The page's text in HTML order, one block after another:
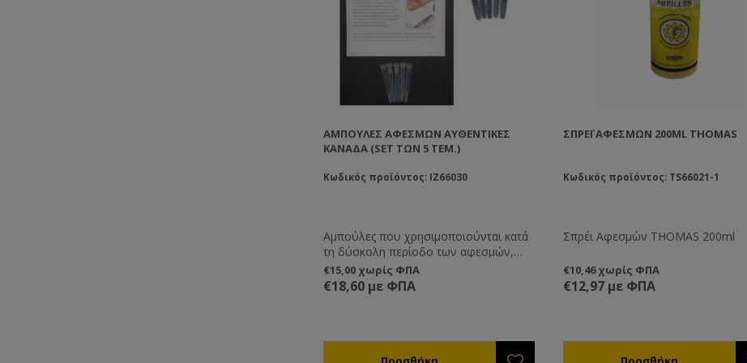
ΑΜΠΟΎΛΕΣ ΑΦΕΣΜΏΝ ΑΥΘΕΝΤΙΚΈΣ
ΚΑΝΑΔΆ (SET ΤΩΝ 5 ΤΕΜ.)
Κωδικός προϊόντος: IZ66030
Αμπούλες που χρησιμοποιούνται κατά
τη δύσκολη περίοδο των αφεσμών,
προκειμένου να προσελκύσουν το
σμήνος που διαφεύγει.
€15,00 χωρίς ΦΠΑ
€18,60 με ΦΠΑ
ΣΠΡΈΙ ΑΦΕΣΜΏΝ 200ML THOMAS
Κωδικός προϊόντος: TS66021-1
Σπρέι Αφεσμών THOMAS 200ml
€10,46 χωρίς ΦΠΑ
€12,97 με ΦΠΑ